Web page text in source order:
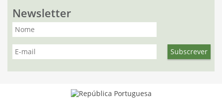
Newsletter